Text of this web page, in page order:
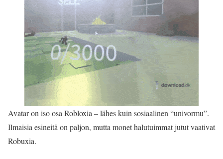
Avatar on iso osa Robloxia – lähes kuin sosiaalinen “univormu”.
Ilmaisia esineitä on paljon, mutta monet halutuimmat jutut vaativat
Robuxia.